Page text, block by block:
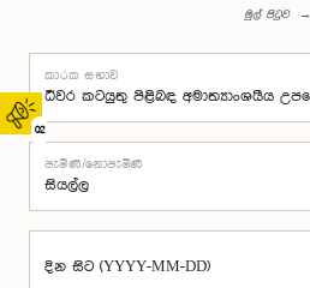
02
මුල් පිටුව
කාරක සභාව
පැමිණි/නොපැමිණි
දින සිට (YYYY-MM-DD)